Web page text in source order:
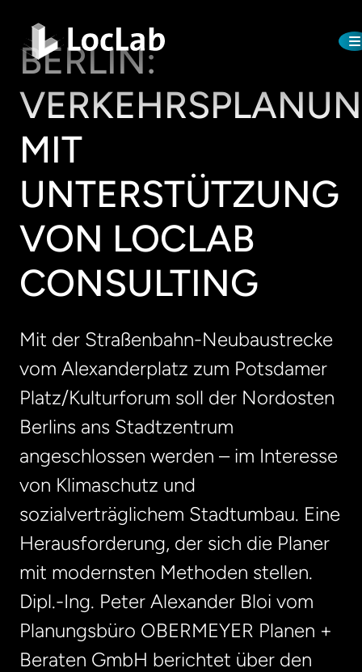
BERLIN:
MIT
UNTERSTÜTZUNG
VON LOCLAB
CONSULTING
Mit der Straßenbahn-Neubaustrecke
vom Alexanderplatz zum Potsdamer
Platz/Kulturforum soll der Nordosten
Berlins ans Stadtzentrum
angeschlossen werden – im Interesse
von Klimaschutz und
sozialverträglichem Stadtumbau. Eine
Herausforderung, der sich die Planer
mit modernsten Methoden stellen.
Dipl.-Ing. Peter Alexander Bloi vom
Planungsbüro OBERMEYER Planen +
Beraten GmbH berichtet über den